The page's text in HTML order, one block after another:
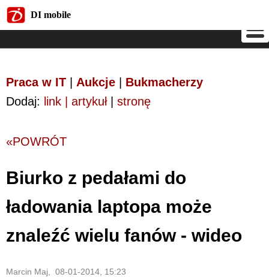
DI mobile
Praca w IT Aukcje
Bukmacherzy
Dodaj: link | artykuł| stronę
«POWRÓT
Biurko z pedałami do
ładowania laptopa może
znaleźć wielu fanów - wideo
Marcin Maj, 08-01-2014, 15:23
DI mobile